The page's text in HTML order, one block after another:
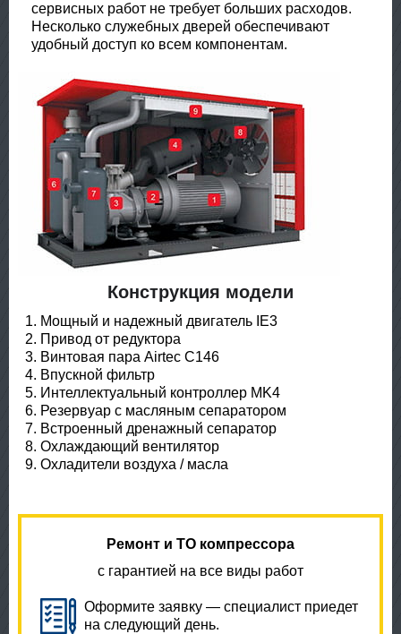
сервисных работ не требует больших расходов.
Несколько служебных дверей обеспечивают
удобный доступ ко всем компонентам.
Конструкция модели
Мощный и надежный двигатель IE3
Привод от редуктора
Винтовая пара Airtec C146
Впускной фильтр
Интеллектуальный контроллер MK4
Резервуар с масляным сепаратором
Встроенный дренажный сепаратор
Охлаждающий вентилятор
Охладители воздуха / масла
Ремонт и ТО компрессора
с гарантией на все виды работ
Оформите заявку — специалист приедет
на следующий день.